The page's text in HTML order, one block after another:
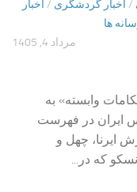
/ اخبار گردشگری / اخبار
ها
مرداد 4, 1405
وابسته» به
ایران در فهرست
ایرنا، چهل و
که در...